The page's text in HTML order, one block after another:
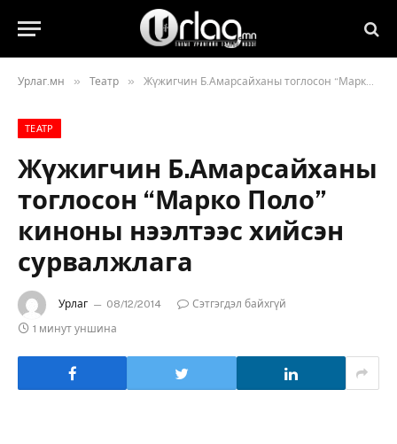
Урлаг.мн » Театр » Жүжигчин Б.Амарсайханы тоглосон “Марко Поло” киноны нээлтээс хийсэн сурвалжлага
ТЕАТР
Жүжигчин Б.Амарсайханы
тоглосон “Марко Поло”
киноны нээлтээс хийсэн
сурвалжлага
Урлаг 08/12/2014
Сэтгэгдэл байхгүй
1 минут уншина